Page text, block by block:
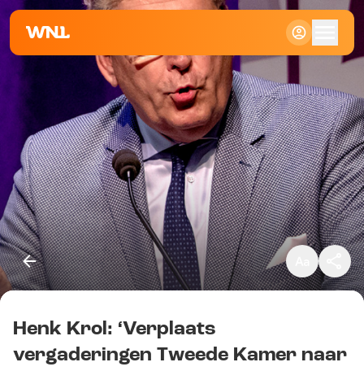
Klein
Standaard
Groot
Henk Krol: ‘Verplaats
vergaderingen Tweede Kamer naar